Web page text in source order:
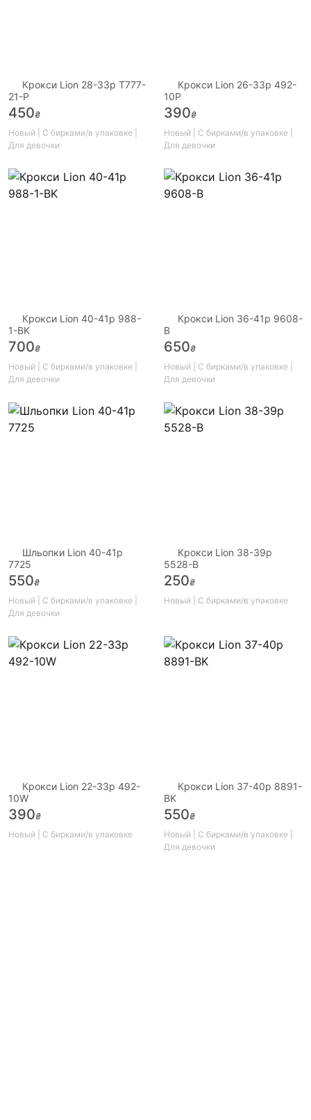
Крокси Lion 28-33р T777-
21-P
450₴
Новый | С бирками/в упаковке |
Для девочки
Крокси Lion 26-33р 492-
10P
390₴
Новый | С бирками/в упаковке |
Для девочки
Крокси Lion 40-41р 988-
1-BK
700₴
Новый | С бирками/в упаковке |
Для девочки
Крокси Lion 36-41р 9608-
B
650₴
Новый | С бирками/в упаковке |
Для девочки
Шльопки Lion 40-41р
7725
550₴
Новый | С бирками/в упаковке |
Для девочки
Крокси Lion 38-39р
5528-B
250₴
Новый | С бирками/в упаковке
Крокси Lion 22-33р 492-
10W
390₴
Новый | С бирками/в упаковке
Крокси Lion 37-40р 8891-
BK
550₴
Новый | С бирками/в упаковке |
Для девочки